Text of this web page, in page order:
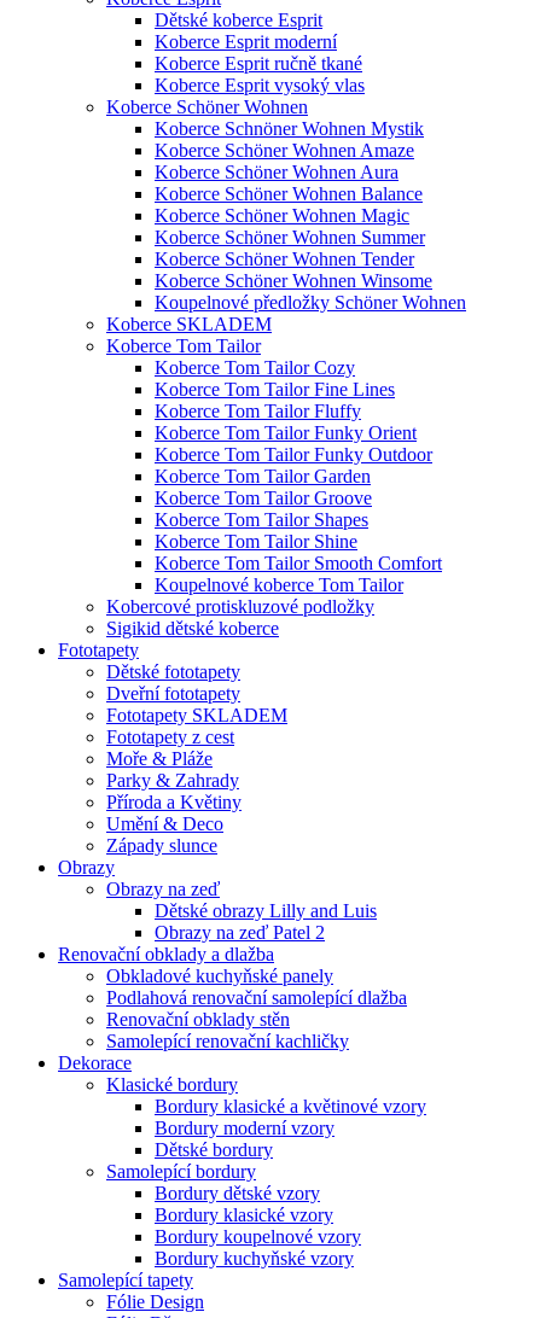
Dětské koberce Esprit
Koberce Esprit moderní
Koberce Esprit ručně tkané
Koberce Esprit vysoký vlas
Koberce Schöner Wohnen
Koberce Schnöner Wohnen Mystik
Koberce Schöner Wohnen Amaze
Koberce Schöner Wohnen Aura
Koberce Schöner Wohnen Balance
Koberce Schöner Wohnen Magic
Koberce Schöner Wohnen Summer
Koberce Schöner Wohnen Tender
Koberce Schöner Wohnen Winsome
Koupelnové předložky Schöner Wohnen
Koberce SKLADEM
Koberce Tom Tailor
Koberce Tom Tailor Cozy
Koberce Tom Tailor Fine Lines
Koberce Tom Tailor Fluffy
Koberce Tom Tailor Funky Orient
Koberce Tom Tailor Funky Outdoor
Koberce Tom Tailor Garden
Koberce Tom Tailor Groove
Koberce Tom Tailor Shapes
Koberce Tom Tailor Shine
Koberce Tom Tailor Smooth Comfort
Koupelnové koberce Tom Tailor
Kobercové protiskluzové podložky
Sigikid dětské koberce
Fototapety
Dětské fototapety
Dveřní fototapety
Fototapety SKLADEM
Fototapety z cest
Moře & Pláže
Parky & Zahrady
Příroda a Květiny
Umění & Deco
Západy slunce
Obrazy
Obrazy na zeď
Dětské obrazy Lilly and Luis
Obrazy na zeď Patel 2
Renovační obklady a dlažba
Obkladové kuchyňské panely
Podlahová renovační samolepící dlažba
Renovační obklady stěn
Samolepící renovační kachličky
Dekorace
Klasické bordury
Bordury klasické a květinové vzory
Bordury moderní vzory
Dětské bordury
Samolepící bordury
Bordury dětské vzory
Bordury klasické vzory
Bordury koupelnové vzory
Bordury kuchyňské vzory
Samolepící tapety
Fólie Design